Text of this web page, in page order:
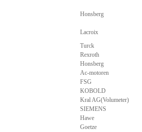
Honsberg
Lacroix
Turck
Rexroth
Honsberg
Ac-motoren
FSG
KOBOLD
Kral AG(Volumeter)
SIEMENS
Hawe
Goetze